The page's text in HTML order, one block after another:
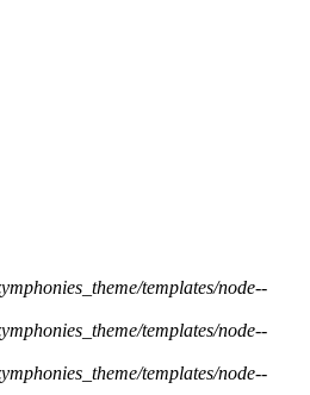
templates/node--
templates/node--
templates/node--